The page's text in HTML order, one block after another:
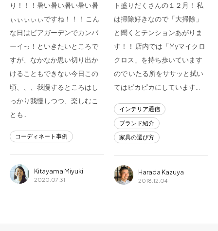
フラッグシップストア
0965-52-0323
熊本店
096-274-8175
Arv
0965-45-9282
り！！！暑い暑い暑い暑い暑
ぃぃぃぃぃですね！！！ こん
な日はビアガーデンでカンパ
ーイっ！といきたいところで
すが、なかなか思い切り出か
けることもできない今日この
頃、、、我慢するところはし
っかり我慢しつつ、楽しむこ
とも…
コーディネート事例
Kitayama Miyuki
2020.07.31
ト盛りだくさんの１２月！ 私
は掃除好きなので「大掃除」
と聞くとテンションあがりま
す！！ 店内では「Myマイクロ
クロス」を持ち歩いています
ので いたる所をササッと拭い
てはピカピカにしています…
インテリア通信
ブランド紹介
家具の選び方
Harada Kazuya
2018.12.04